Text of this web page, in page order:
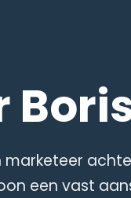
marketeer
een vast